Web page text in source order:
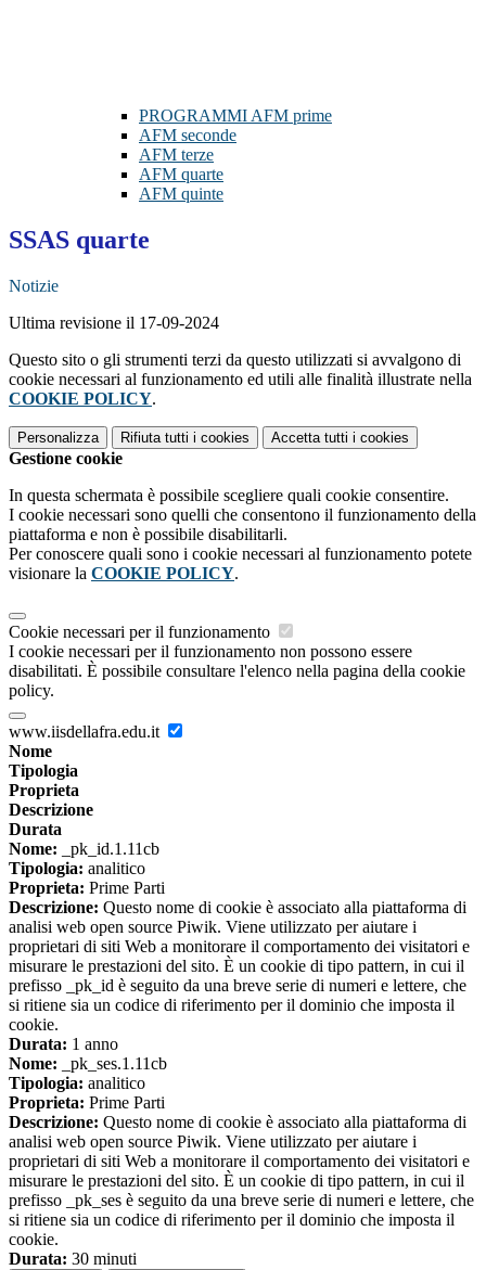
PROGRAMMI AFM prime
AFM seconde
AFM terze
AFM quarte
AFM quinte
SSAS quarte
Notizie
Ultima revisione il 17-09-2024
Questo sito o gli strumenti terzi da questo utilizzati si avvalgono di
cookie necessari al funzionamento ed utili alle finalità illustrate nella
COOKIE POLICY.
Personalizza Rifiuta tutti i cookies Accetta tutti i cookies
Gestione cookie
In questa schermata è possibile scegliere quali cookie consentire.
I cookie necessari sono quelli che consentono il funzionamento della
piattaforma e non è possibile disabilitarli.
Per conoscere quali sono i cookie necessari al funzionamento potete
visionare la COOKIE POLICY.
Cookie necessari per il funzionamento
I cookie necessari per il funzionamento non possono essere
disabilitati. È possibile consultare l'elenco nella pagina della cookie
policy.
www.iisdellafra.edu.it
Nome
Tipologia
Proprieta
Descrizione
Durata
Nome: _pk_id.1.11cb
Tipologia: analitico
Proprieta: Prime Parti
Descrizione: Questo nome di cookie è associato alla piattaforma di
analisi web open source Piwik. Viene utilizzato per aiutare i
proprietari di siti Web a monitorare il comportamento dei visitatori e
misurare le prestazioni del sito. È un cookie di tipo pattern, in cui il
prefisso _pk_id è seguito da una breve serie di numeri e lettere, che
si ritiene sia un codice di riferimento per il dominio che imposta il
cookie.
Durata: 1 anno
Nome: _pk_ses.1.11cb
Tipologia: analitico
Proprieta: Prime Parti
Descrizione: Questo nome di cookie è associato alla piattaforma di
analisi web open source Piwik. Viene utilizzato per aiutare i
proprietari di siti Web a monitorare il comportamento dei visitatori e
misurare le prestazioni del sito. È un cookie di tipo pattern, in cui il
prefisso _pk_ses è seguito da una breve serie di numeri e lettere, che
si ritiene sia un codice di riferimento per il dominio che imposta il
cookie.
Durata: 30 minuti